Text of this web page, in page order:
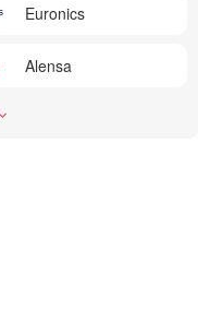
Euronics
Alensa